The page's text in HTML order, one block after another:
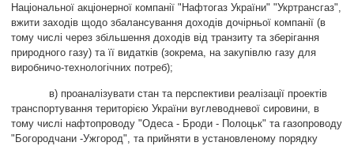
Національної акціонерної компанії "Нафтогаз України" "Укртрансгаз",
вжити заходів щодо збалансування доходів дочірньої компанії (в
тому числі через збільшення доходів від транзиту та зберігання
природного газу) та її видатків (зокрема, на закупівлю газу для
виробничо-технологічних потреб);
в) проаналізувати стан та перспективи реалізації проектів
транспортування територією України вуглеводневої сировини, в
тому числі нафтопроводу "Одеса - Броди - Полоцьк" та газопроводу
"Богородчани -Ужгород", та прийняти в установленому порядку